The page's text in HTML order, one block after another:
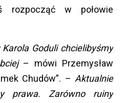
rozpocząć w połowie
Goduli chcielibyśmy
– mówi Przemysław
Chudów”. – Aktualnie
prawa. Zarówno ruiny